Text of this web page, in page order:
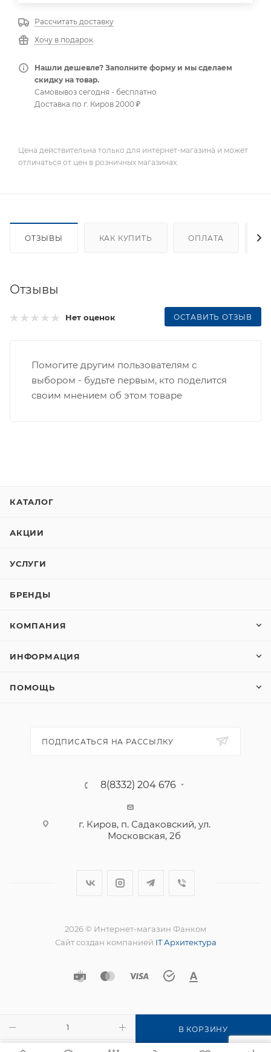
В КОРЗИНУ
Рассчитать доставку
Хочу в подарок
Нашли дешевле? Заполните форму и мы сделаем
скидку на товар.
Самовывоз сегодня - бесплатно
Доставка по г. Киров 2000 ₽
Цена действительна только для интернет-магазина и может
отличаться от цен в розничных магазинах.
ОТЗЫВЫ КАК КУПИТЬ ОПЛАТА
Отзывы
Нет оценок ОСТАВИТЬ ОТЗЫВ
Помогите другим пользователям с
выбором - будьте первым, кто поделится
своим мнением об этом товаре
КАТАЛОГ
АКЦИИ
УСЛУГИ
БРЕНДЫ
КОМПАНИЯ
ИНФОРМАЦИЯ
ПОМОЩЬ
ПОДПИСАТЬСЯ НА РАССЫЛКУ
8(8332) 204 676
г. Киров, п. Садаковский, ул.
Московская, 2б
2026 © Интернет-магазин Фанком
Сайт создан компанией IT Архитектура